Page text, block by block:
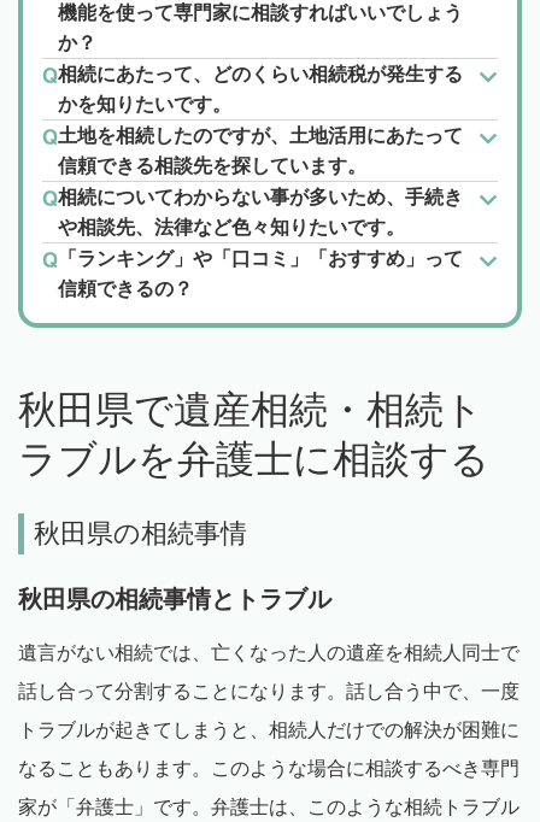
機能を使って専門家に相談すればいいでしょう
か？
相続にあたって、どのくらい相続税が発生する
かを知りたいです。
土地を相続したのですが、土地活用にあたって
信頼できる相談先を探しています。
相続についてわからない事が多いため、手続き
や相談先、法律など色々知りたいです。
「ランキング」や「口コミ」「おすすめ」って
信頼できるの？
秋田県で遺産相続・相続ト
ラブルを弁護士に相談する
秋田県の相続事情
秋田県の相続事情とトラブル
遺言がない相続では、亡くなった人の遺産を相続人同士で
話し合って分割することになります。話し合う中で、一度
トラブルが起きてしまうと、相続人だけでの解決が困難に
なることもあります。このような場合に相談するべき専門
家が「弁護士」です。弁護士は、このような相続トラブル